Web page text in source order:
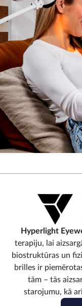
Hyperlight
terapiju, lai
biostruktūras un
brilles ir
tām – tās
starojumu, kā